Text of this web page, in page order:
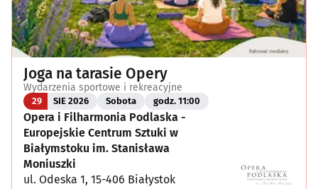
Joga na tarasie Opery
Wydarzenia sportowe i rekreacyjne
29 SIE 2026 Sobota godz. 11:00
Opera i Filharmonia Podlaska -
Europejskie Centrum Sztuki w
Białymstoku im. Stanisława
Moniuszki
ul. Odeska 1, 15-406 Białystok